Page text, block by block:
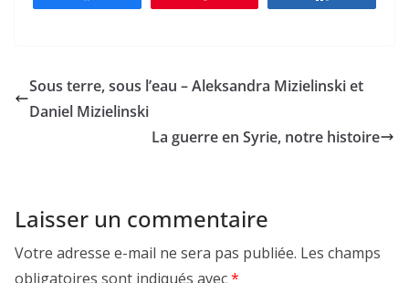
Sous terre, sous l’eau – Aleksandra Mizielinski et
Daniel Mizielinski
La guerre en Syrie, notre histoire
Laisser un commentaire
Votre adresse e-mail ne sera pas publiée. Les champs
obligatoires sont indiqués avec*